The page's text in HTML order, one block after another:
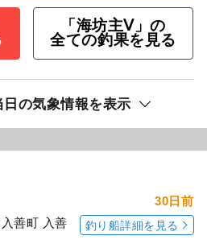
「海坊主Ⅴ」の
全ての釣果を見る
日の気象情報を表示
善町 入善
30日前
釣り船詳細を見る